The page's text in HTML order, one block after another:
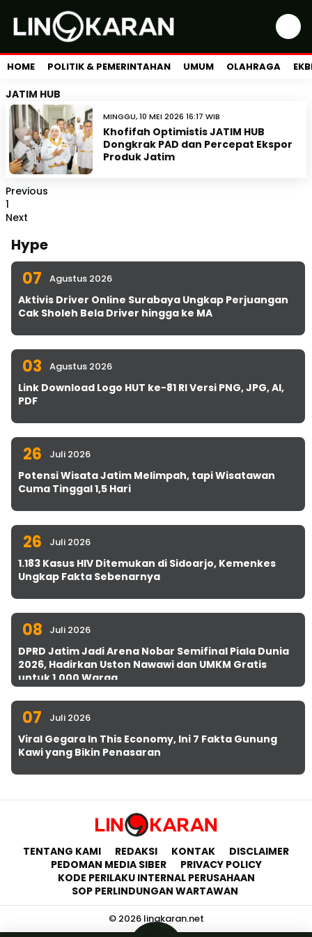
HOME POLITIK & PEMERINTAHAN UMUM OLAHRAGA
JATIM HUB
MINGGU, 10 MEI 2026 16:17 WIB
Khofifah Optimistis JATIM HUB
Dongkrak PAD dan Percepat Ekspor
Produk Jatim
Previous
1
Next
Hype
07 Agustus 2026
Aktivis Driver Online Surabaya Ungkap Perjuangan
Cak Sholeh Bela Driver hingga ke MA
03 Agustus 2026
Link Download Logo HUT ke-81 RI Versi PNG, JPG, AI,
PDF
26 Juli 2026
Potensi Wisata Jatim Melimpah, tapi Wisatawan
Cuma Tinggal 1,5 Hari
26 Juli 2026
1.183 Kasus HIV Ditemukan di Sidoarjo, Kemenkes
Ungkap Fakta Sebenarnya
08 Juli 2026
DPRD Jatim Jadi Arena Nobar Semifinal Piala Dunia
2026, Hadirkan Uston Nawawi dan UMKM Gratis
untuk 1.000 Warga
07 Juli 2026
Viral Gegara In This Economy, Ini 7 Fakta Gunung
Kawi yang Bikin Penasaran
TENTANG KAMI REDAKSI KONTAK
DISCLAIMER
PEDOMAN MEDIA SIBER
PRIVACY POLICY
KODE PERILAKU INTERNAL PERUSAHAAN
SOP PERLINDUNGAN WARTAWAN
© 2026 lingkaran.net